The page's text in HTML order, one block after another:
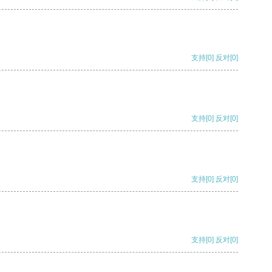
支持[0] 反对[0]
支持[0] 反对[0]
支持[0] 反对[0]
支持[0] 反对[0]